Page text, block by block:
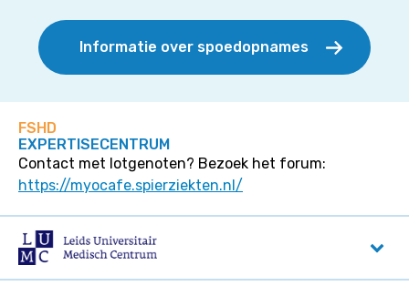
Informatie over spoedopnames
FSHD
EXPERTISECENTRUM
Contact met lotgenoten? Bezoek het forum:
https://myocafe.spierziekten.nl/